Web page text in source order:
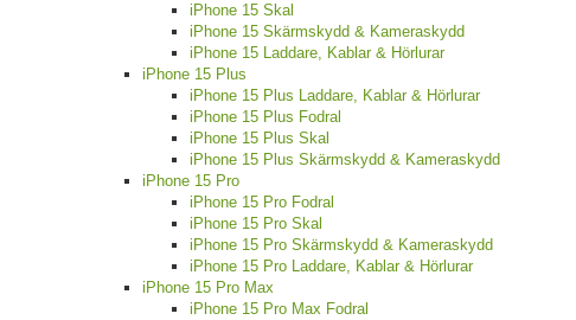
iPhone 15 Skal
iPhone 15 Skärmskydd & Kameraskydd
iPhone 15 Laddare, Kablar & Hörlurar
iPhone 15 Plus
iPhone 15 Plus Laddare, Kablar & Hörlurar
iPhone 15 Plus Fodral
iPhone 15 Plus Skal
iPhone 15 Plus Skärmskydd & Kameraskydd
iPhone 15 Pro
iPhone 15 Pro Fodral
iPhone 15 Pro Skal
iPhone 15 Pro Skärmskydd & Kameraskydd
iPhone 15 Pro Laddare, Kablar & Hörlurar
iPhone 15 Pro Max
iPhone 15 Pro Max Fodral